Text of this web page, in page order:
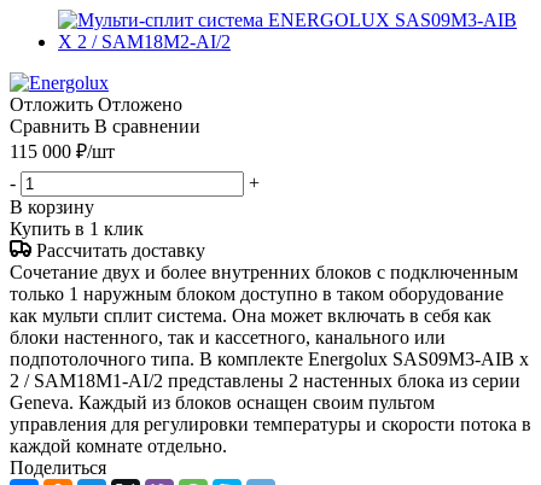
Отложить Отложено
Сравнить В сравнении
115 000 ₽/шт
-
+
В корзину
Купить в 1 клик
Рассчитать доставку
Сочетание двух и более внутренних блоков с подключенным
только 1 наружным блоком доступно в таком оборудование
как мульти сплит система. Она может включать в себя как
блоки настенного, так и кассетного, канального или
подпотолочного типа. В комплекте Energolux SAS09M3-AIB x
2 / SAM18M1-AI/2 представлены 2 настенных блока из серии
Geneva. Каждый из блоков оснащен своим пультом
управления для регулировки температуры и скорости потока в
каждой комнате отдельно.
Поделиться